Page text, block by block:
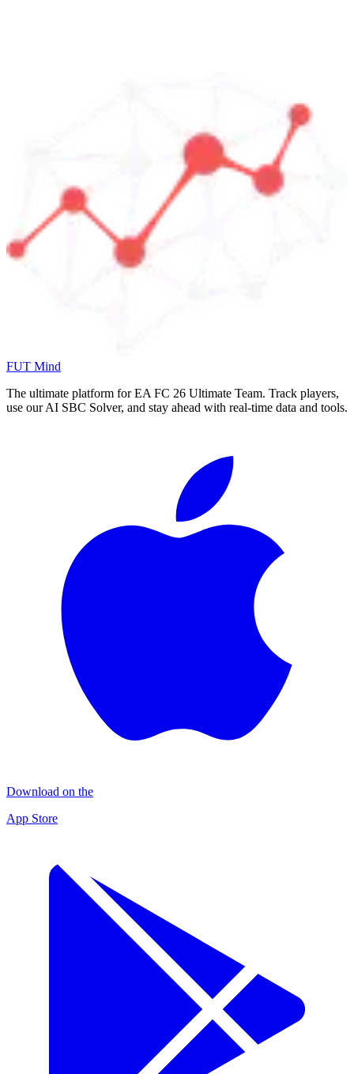
FUT Mind
The ultimate platform for EA FC 26 Ultimate Team. Track players,
use our AI SBC Solver, and stay ahead with real-time data and tools.
Download on the
App Store